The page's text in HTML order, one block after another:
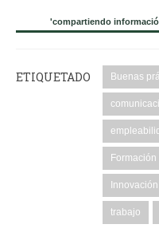
'compartiendo
ETIQUETADO Buenas
Innovación
trabajo